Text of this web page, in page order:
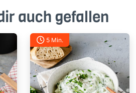
auch gefallen
5 Min.